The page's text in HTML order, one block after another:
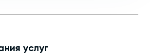
услуг